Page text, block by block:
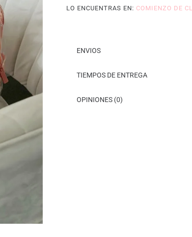
cantidad
LO ENCUENTRAS EN: COMIENZO DE
ENVIOS
TIEMPOS DE ENTREGA
OPINIONES (0)